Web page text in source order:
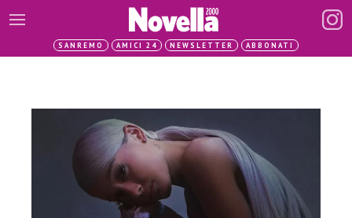
SANREMO AMICI 24 NEWSLETTER ABBONATI